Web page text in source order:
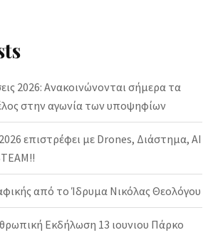
2026: Ανακοινώνονται σήμερα τα
στην αγωνία των υποψηφίων
επιστρέφει με Drones, Διάστημα, AI
από το Ίδρυμα Νικόλας Θεολόγου
Εκδήλωση 13 ιουνιου Πάρκο